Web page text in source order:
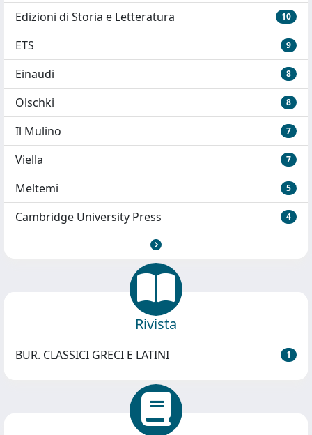
Edizioni di Storia e Letteratura 10
ETS 9
Einaudi 8
Olschki 8
Il Mulino 7
Viella 7
Meltemi 5
Cambridge University Press 4
Rivista
BUR. CLASSICI GRECI E LATINI 1